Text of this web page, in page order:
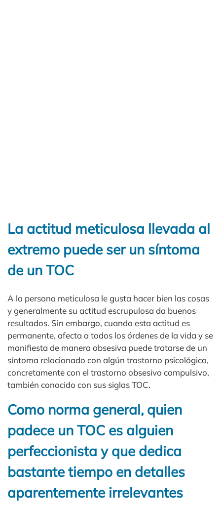
La actitud meticulosa llevada al
extremo puede ser un síntoma
de un TOC
A la persona meticulosa le gusta hacer bien las cosas
y generalmente su actitud escrupulosa da buenos
resultados. Sin embargo, cuando esta actitud es
permanente, afecta a todos los órdenes de la vida y se
manifiesta de manera obsesiva puede tratarse de un
síntoma relacionado con algún trastorno psicológico,
concretamente con el trastorno obsesivo compulsivo,
también conocido con sus siglas TOC.
Como norma general, quien
padece un TOC es alguien
perfeccionista y que dedica
bastante tiempo en detalles
aparentemente irrelevantes